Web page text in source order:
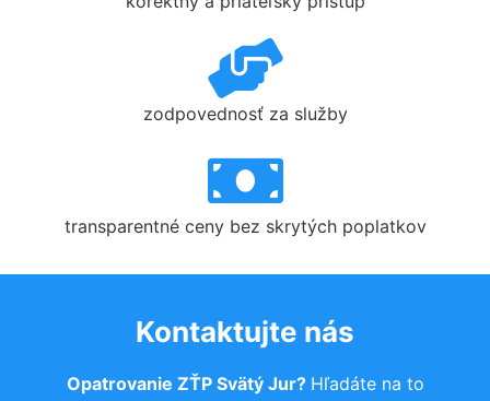
zodpovednosť za služby
transparentné ceny bez skrytých poplatkov
Kontaktujte nás
Opatrovanie ZŤP Svätý Jur? Hľadáte na to